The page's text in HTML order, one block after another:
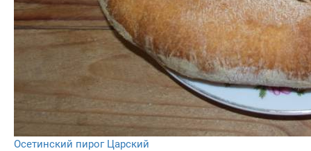
Осетинский пирог Царский